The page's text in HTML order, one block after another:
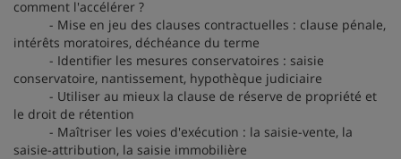
comment l'accélérer ?
- Mise en jeu des clauses contractuelles : clause pénale,
intérêts moratoires, déchéance du terme
- Identifier les mesures conservatoires : saisie
conservatoire, nantissement, hypothèque judiciaire
- Utiliser au mieux la clause de réserve de propriété et
le droit de rétention
- Maîtriser les voies d'exécution : la saisie-vente, la
saisie-attribution, la saisie immobilière